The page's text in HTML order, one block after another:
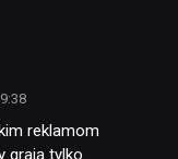
reklamom
grają tylko